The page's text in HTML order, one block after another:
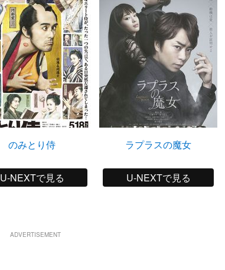
のみとり侍
U-NEXTで見る
ラプラスの魔女
U-NEXTで見る
ADVERTISEMENT